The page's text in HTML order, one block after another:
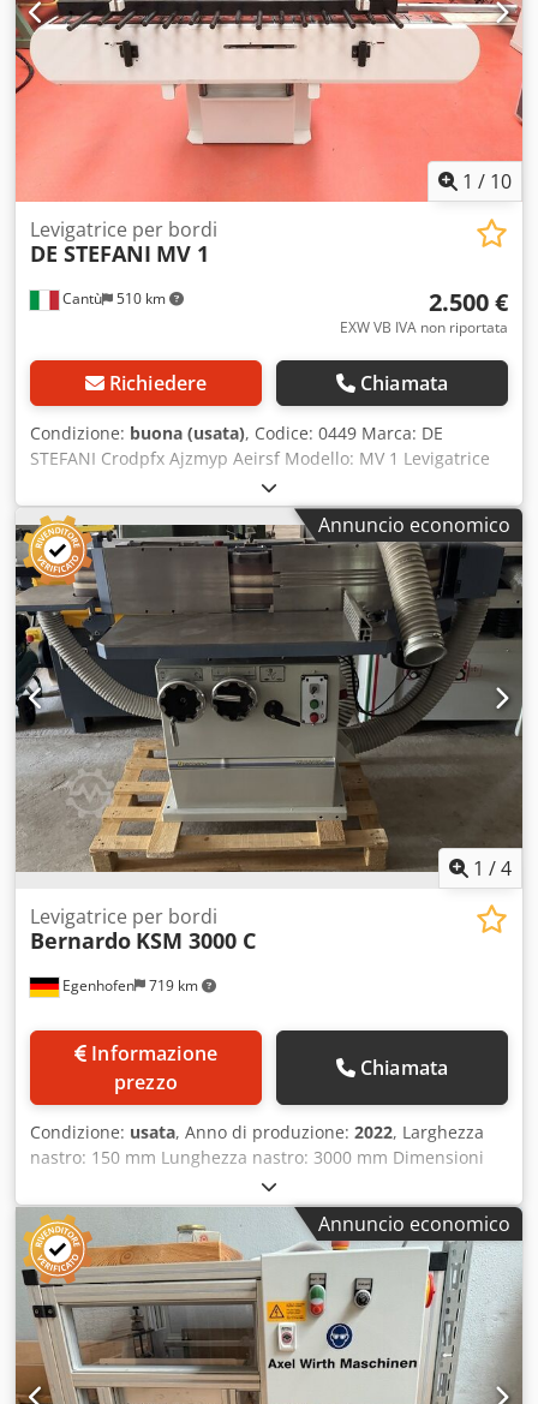
Crjdpezmywmjfx Airof Peso (kg): 230
1 / 10
Cantù 510 km
Levigatrice per bordi
DE STEFANI MV 1
2.500 €
EXW VB IVA non riportata
Richiedere Chiamata
Condizione: buona (usata), Codice: 0449 Marca: DE
STEFANI Crodpfx Ajzmyp Aeirsf Modello: MV 1 Levigatrice
automatica a una testa per bordi e profili in legno, legno
massello, impiallacciato e altri materiali. Levigatrice per
profili e scanalature con piatto intercambiabile, inclinabile
da -15° a +90° Motore a 2 velocità, giri/min 710/1420 –
potenza 1,3 – 2,5 CV Altezza di lavoro 100 mm
Avanzamento automatico con velocità variabile Guida di
alimentazione regolabile Aria compressa 6 atm Diametro
uscita aspirazione 100 mm Dimensioni complessive 2100 x
1600 x 1350 mm (altezza) Peso 950 kg
Annuncio economico
1 /4
Egenhofen 719 km
Levigatrice per bordi
Bernardo KSM 3000 C
prezzo
Chiamata
Condizione: usata, Anno di produzione: 2022, Larghezza
nastro: 150 mm Lunghezza nastro: 3000 mm Dimensioni
tavolo: 960 mm x 350 mm Tavolo supplementare: 330 mm x
330 mm Dispositivo per la levigatura dell'impiallacciatura:
sì Oscillazione: sì Gruppo di levigatura inclinabile: sì
Attacco aspirazione: 120 mm Potenza motore: 3 kW
Credpozq Dczofx Airef Lunghezza macchina: 1910 mm
Larghezza macchina: 840 mm Peso: 330 kg
Annuncio economico